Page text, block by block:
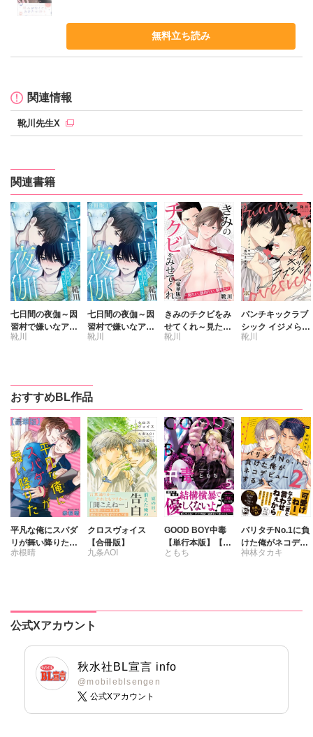
無料立ち読み
関連情報
靴川先生X
関連書籍
七日間の夜伽～因
習村で嫌いなアイ
ツと～
靴川
七日間の夜伽～因
習村で嫌いなアイ
ツと～【合冊版】
靴川
きみのチクビをみ
せてくれ～見た
い、舐めたい、触
靴川
パンチキックラブ
シック イジメられ
て感じるカラダ
靴川
おすすめBL作品
平凡な俺にスパダ
リが舞い降りた
【豪華版】
赤根晴
クロスヴォイス
【合冊版】
九条AOI
GOOD BOY中毒
【単行本版】【電
子限定特典付き】
ともち
バリタチNo.1に負
けた俺がネコデビ
ューするまで【単
神林タカキ
公式Xアカウント
秋水社BL宣言 info
@mobileblsengen
公式Xアカウント